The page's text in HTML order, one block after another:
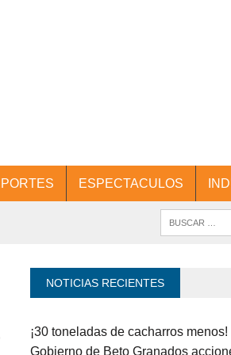
ESPECTACULOS
NOTICIAS RECIENTES
¡30 toneladas de cacharros
Gobierno de Beto Granados